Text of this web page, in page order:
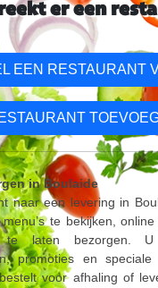
er een
EEN RESTAURANT
in Boulaide
naar een levering in
te bekijken,
te laten bezorgen.
promoties en
voor afhaling of